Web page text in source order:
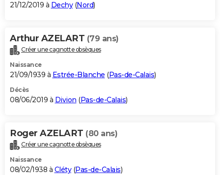
21/12/2019 à Dechy(Nord)
Arthur AZELART (79 ans)
Créer une cagnotte obsèques
Naissance
21/09/1939 à Estrée-Blanche (Pas-de-Calais)
Décès
08/06/2019 à Divion (Pas-de-Calais)
Roger AZELART (80 ans)
Créer une cagnotte obsèques
Naissance
08/02/1938 à Cléty(Pas-de-Calais)